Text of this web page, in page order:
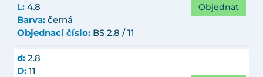
L: 4.8
Barva: černá
Objednací číslo: BS 2,8 / 11
Objednat
d: 2.8
D: 11